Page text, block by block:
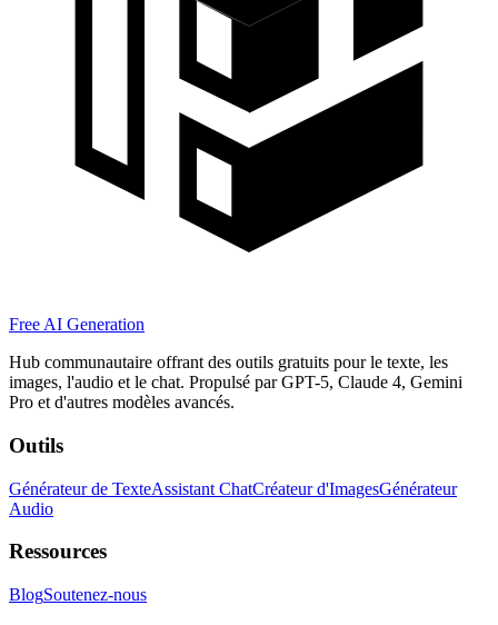
Free AI Generation
Hub communautaire offrant des outils gratuits pour le texte, les
images, l'audio et le chat. Propulsé par GPT-5, Claude 4, Gemini
Pro et d'autres modèles avancés.
Outils
Générateur de TexteAssistant ChatCréateur d'ImagesGénérateur
Audio
Ressources
BlogSoutenez-nous